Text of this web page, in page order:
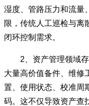
湿度、管路压力和流量
限，传统人工巡检与离
闭环控制需求。
2、资产管理领域存
大量高价值备件、维修
置、使用状态、校准周
码。这不仅导致资产查